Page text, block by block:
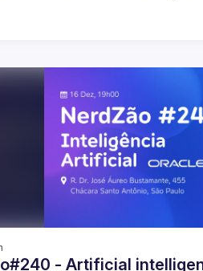
- Artificial